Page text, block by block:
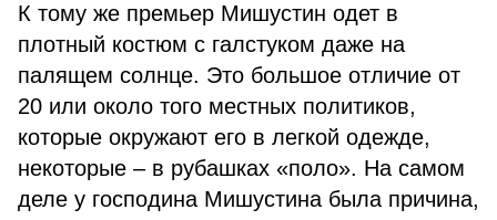
К тому же премьер Мишустин одет в
плотный костюм с галстуком даже на
палящем солнце. Это большое отличие от
20 или около того местных политиков,
которые окружают его в легкой одежде,
некоторые – в рубашках «поло». На самом
деле у господина Мишустина была причина,